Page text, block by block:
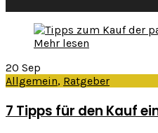
Mehr lesen
20 Sep
Allgemein, Ratgeber
7 Tipps für den Kauf